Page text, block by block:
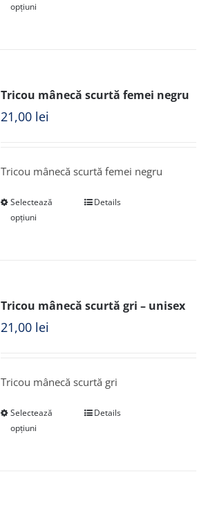
opțiuni
Tricou mânecă scurtă femei negru
21,00 lei
Tricou mânecă scurtă femei negru
Selectează
opțiuni
Details
Tricou mânecă scurtă gri – unisex
21,00 lei
Tricou mânecă scurtă gri
Selectează
opțiuni
Details